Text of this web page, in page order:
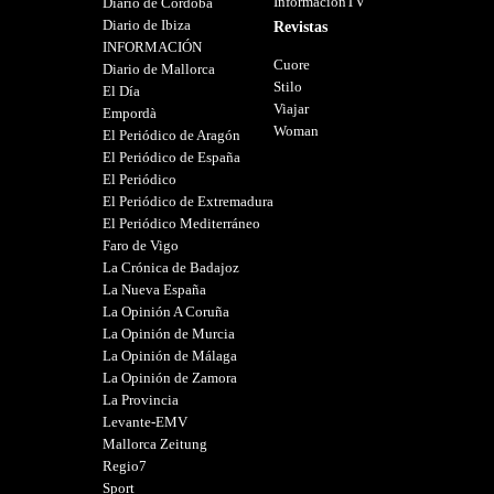
Diario de Ibiza
INFORMACIÓN
Diario de Mallorca
El Día
Empordà
El Periódico de Aragón
El Periódico de España
El Periódico
El Periódico de Extremadura
El Periódico Mediterráneo
Faro de Vigo
La Crónica de Badajoz
La Nueva España
La Opinión A Coruña
La Opinión de Murcia
La Opinión de Málaga
La Opinión de Zamora
La Provincia
Levante-EMV
Mallorca Zeitung
Regio7
Sport
Revistas
Cuore
Stilo
Viajar
Woman